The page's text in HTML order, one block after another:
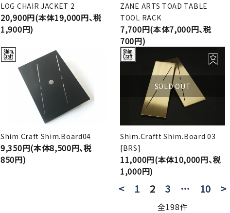
LOG CHAIR JACKET 2
20,900円(本体19,000円、税
1,900円)
ZANE ARTS TOAD TABLE
TOOL RACK
7,700円(本体7,000円、税
700円)
Shim Craft Shim.Board04
9,350円(本体8,500円、税
850円)
SOLD OUT
Shim.Craftt Shim.Board 03
[BRS]
11,000円(本体10,000円、税
1,000円)
< 1 2 3 … 10 >
全198件